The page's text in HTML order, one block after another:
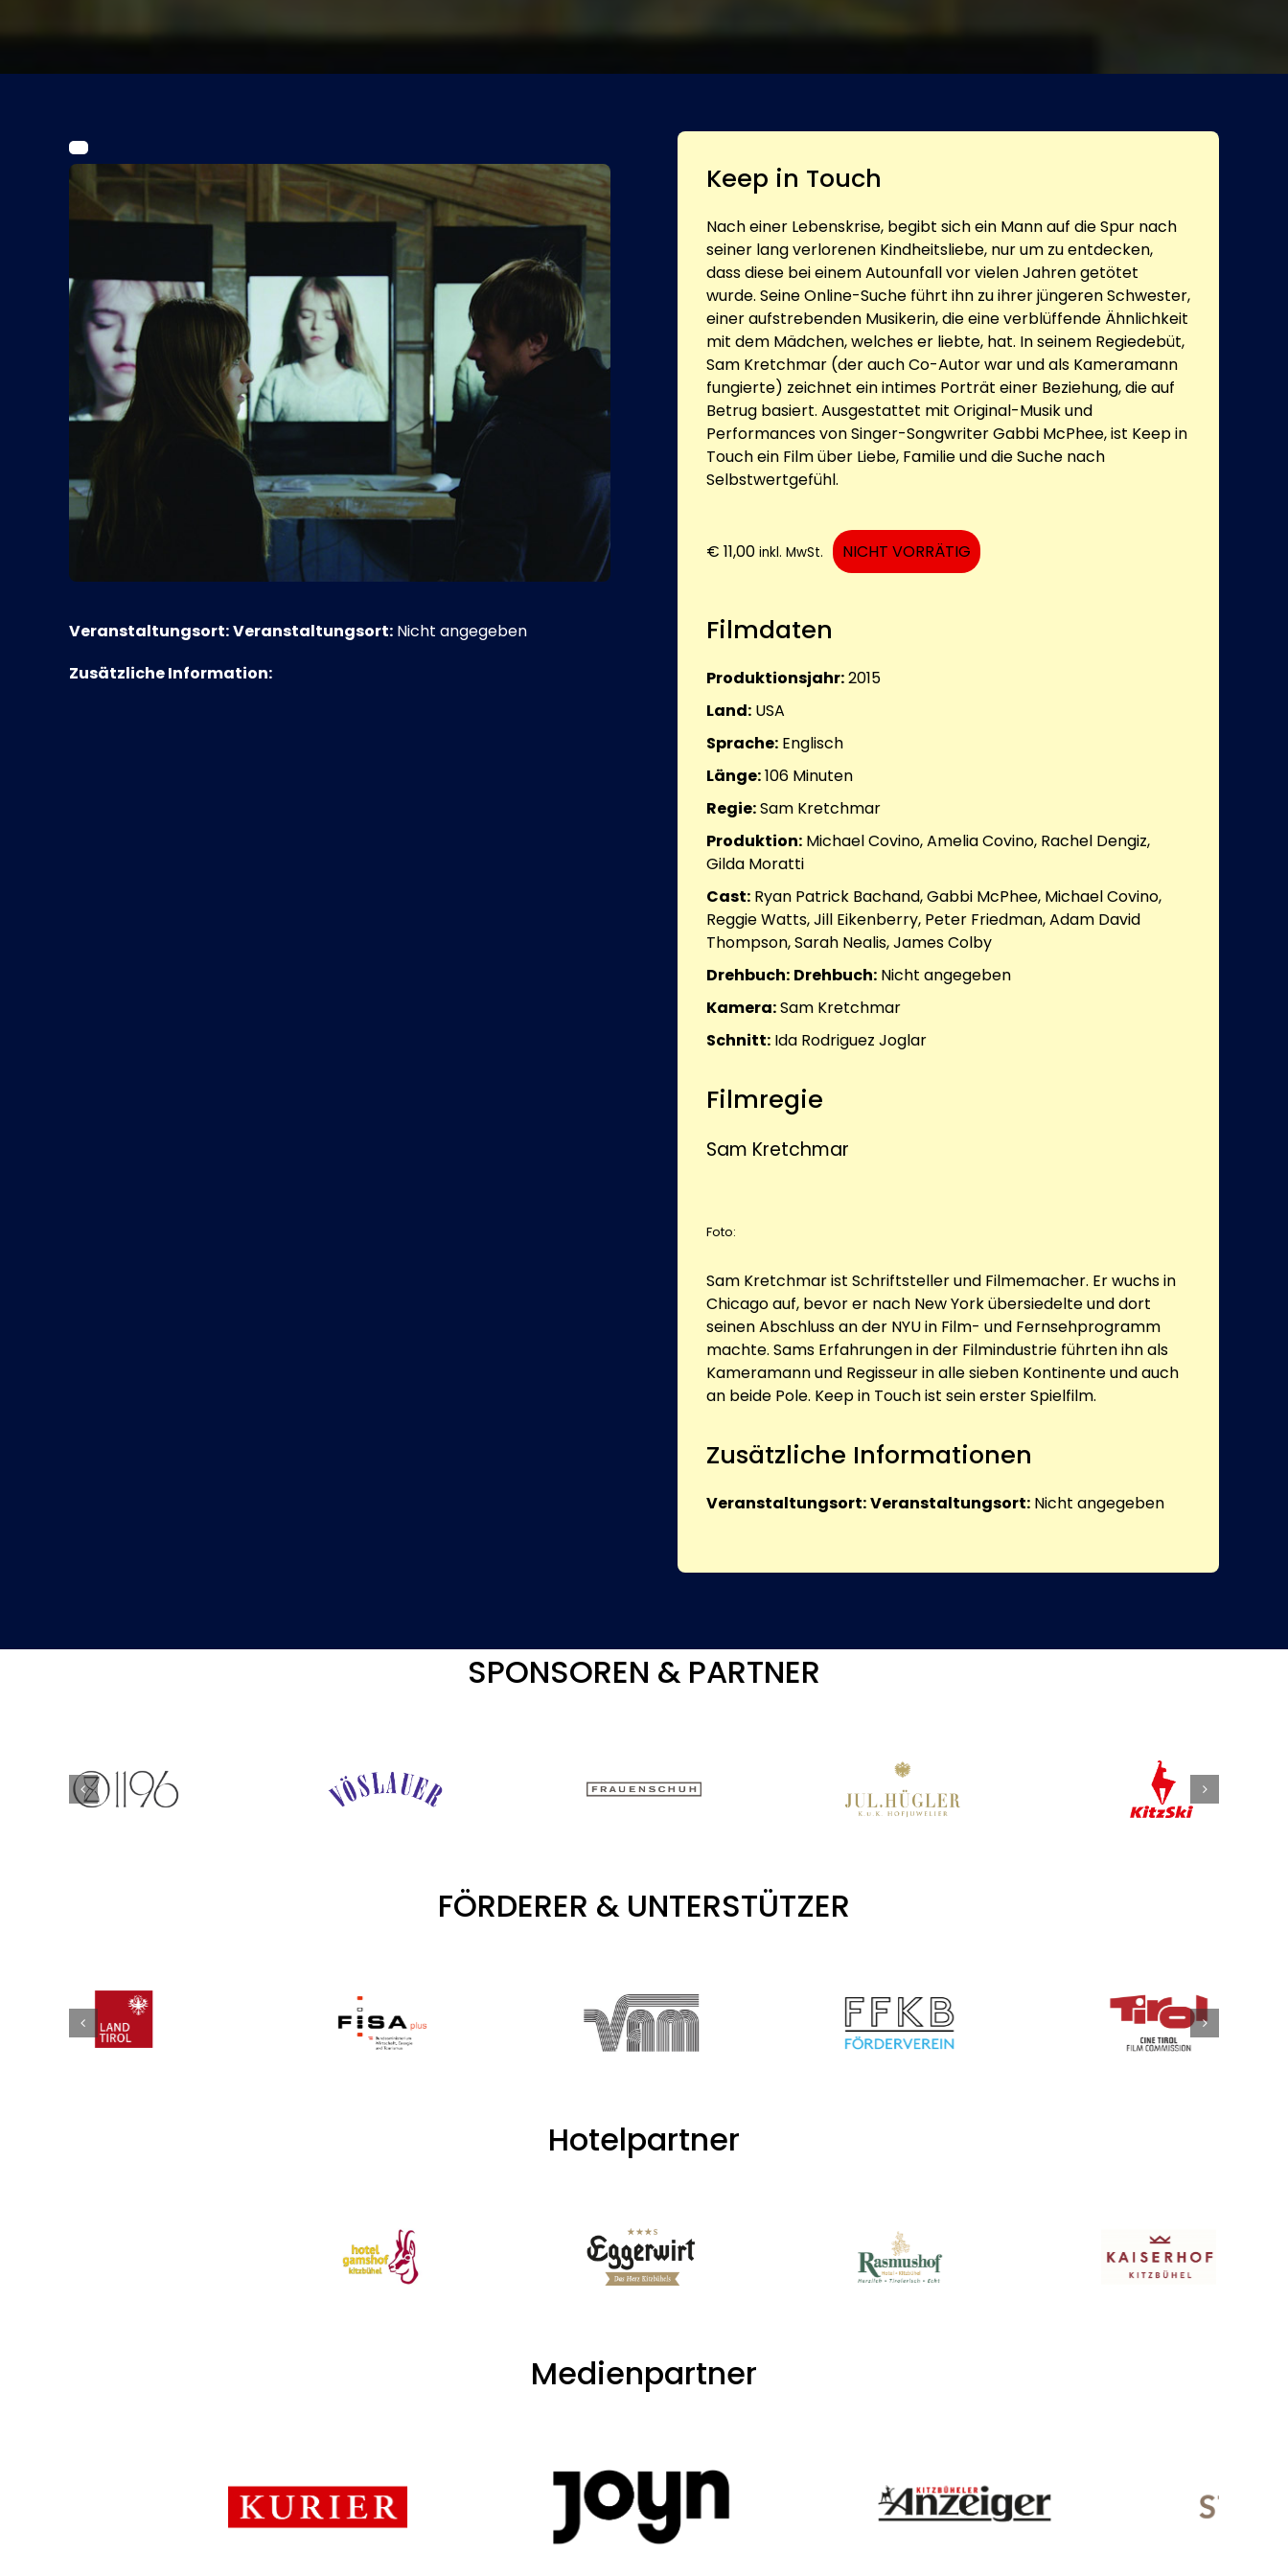
Veranstaltungsort:Veranstaltungsort: Nicht angegeben
Zusätzliche Information:
Keep in Touch
Nach einer Lebenskrise, begibt sich ein Mann auf die Spur nach
seiner lang verlorenen Kindheitsliebe, nur um zu entdecken,
dass diese bei einem Autounfall vor vielen Jahren getötet
wurde. Seine Online-Suche führt ihn zu ihrer jüngeren Schwester,
einer aufstrebenden Musikerin, die eine verblüffende Ähnlichkeit
mit dem Mädchen, welches er liebte, hat. In seinem Regiedebüt,
Sam Kretchmar (der auch Co-Autor war und als Kameramann
fungierte) zeichnet ein intimes Porträt einer Beziehung, die auf
Betrug basiert. Ausgestattet mit Original-Musik und
Performances von Singer-Songwriter Gabbi McPhee, ist Keep in
Touch ein Film über Liebe, Familie und die Suche nach
Selbstwertgefühl.
€ 11,00 inkl. MwSt. NICHT VORRÄTIG
Filmdaten
Produktionsjahr:2015
Land: USA
Sprache: Englisch
Länge:106 Minuten
Regie:Sam Kretchmar
Produktion: Michael Covino, Amelia Covino, Rachel Dengiz,
Gilda Moratti
Cast: Ryan Patrick Bachand, Gabbi McPhee, Michael Covino,
Reggie Watts, Jill Eikenberry, Peter Friedman, Adam David
Thompson, Sarah Nealis, James Colby
Drehbuch: Drehbuch: Nicht angegeben
Kamera:Sam Kretchmar
Schnitt: Ida Rodriguez Joglar
Filmregie
Sam Kretchmar
Foto:
Sam Kretchmar ist Schriftsteller und Filmemacher. Er wuchs in
Chicago auf, bevor er nach New York übersiedelte und dort
seinen Abschluss an der NYU in Film- und Fernsehprogramm
machte. Sams Erfahrungen in der Filmindustrie führten ihn als
Kameramann und Regisseur in alle sieben Kontinente und auch
an beide Pole. Keep in Touch ist sein erster Spielfilm.
Zusätzliche Informationen
Veranstaltungsort:Veranstaltungsort: Nicht angegeben
SPONSOREN & PARTNER
FÖRDERER & UNTERSTÜTZER
Hotelpartner
Medienpartner